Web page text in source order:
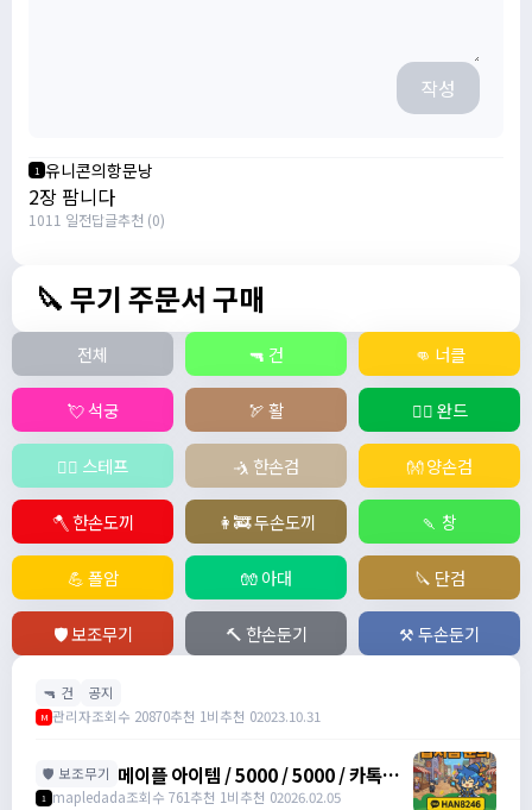
작성
1 유니콘의항문낭
2장 팜니다
1011 일전답글추천 (0)
🔪 무기 주문서 구매
전체 🔫 건 👊 너클
💘 석궁 🏹 활 🧙‍♀️ 완드
🧚‍♂️ 스테프 🤺 한손검 👐 양손검
🪓 한손도끼 👩‍🚒 두손도끼 🍡 창
💪 폴암 🧤 아대 🔪 단검
🛡️ 보조무기 🔨 한손둔기 ⚒️ 두손둔기
🔫 건 공지
M 관리자조회수 20870추천 1비추천 02023.10.31
🛡️ 보조무기 메이플 아이템 / 5000 / 5000 / 카톡
han8246
1 mapledada조회수 761추천 1비추천 02026.02.05